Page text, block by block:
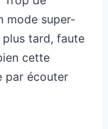
mode super-
plus tard, faute
cette
par écouter